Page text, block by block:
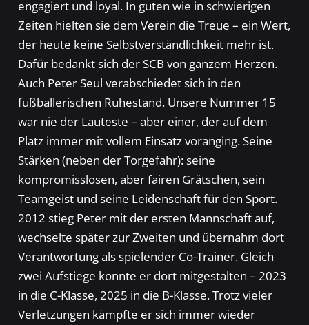
engagiert und loyal. In guten wie in schwierigen
Zeiten hielten sie dem Verein die Treue – ein Wert,
der heute keine Selbstverständlichkeit mehr ist.
Dafür bedankt sich der SCB von ganzem Herzen.
Auch Peter Seul verabschiedet sich in den
fußballerischen Ruhestand. Unsere Nummer 15
war nie der Lauteste – aber einer, der auf dem
Platz immer mit vollem Einsatz voranging. Seine
Stärken (neben der Torgefahr): seine
kompromisslosen, aber fairen Grätschen, sein
Teamgeist und seine Leidenschaft für den Sport.
2012 stieg Peter mit der ersten Mannschaft auf,
wechselte später zur Zweiten und übernahm dort
Verantwortung als spielender Co-Trainer. Gleich
zwei Aufstiege konnte er dort mitgestalten – 2023
in die C-Klasse, 2025 in die B-Klasse. Trotz vieler
Verletzungen kämpfte er sich immer wieder